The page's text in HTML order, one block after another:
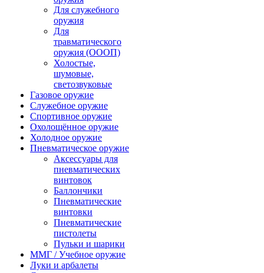
Для служебного
оружия
Для
травматического
оружия (ОООП)
Холостые,
шумовые,
светозвуковые
Газовое оружие
Служебное оружие
Спортивное оружие
Охолощённое оружие
Холодное оружие
Пневматическое оружие
Аксессуары для
пневматических
винтовок
Баллончики
Пневматические
винтовки
Пневматические
пистолеты
Пульки и шарики
ММГ / Учебное оружие
Луки и арбалеты